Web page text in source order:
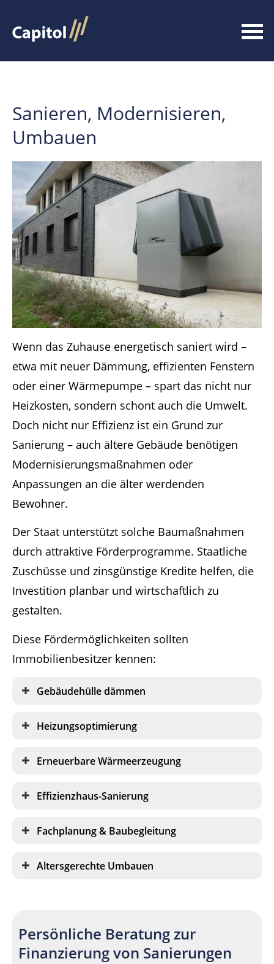
Sanieren, Modernisieren,
Umbauen
Wenn das Zuhause energetisch saniert wird –
etwa mit neuer Dämmung, effizienten Fenstern
oder einer Wärmepumpe – spart das nicht nur
Heizkosten, sondern schont auch die Umwelt.
Doch nicht nur Effizienz ist ein Grund zur
Sanierung – auch ältere Gebäude benötigen
Modernisierungsmaßnahmen oder
Anpassungen an die älter werdenden
Bewohner.
Der Staat unterstützt solche Baumaßnahmen
durch attraktive Förderprogramme. Staatliche
Zuschüsse und zinsgünstige Kredite helfen, die
Investition planbar und wirtschaftlich zu
gestalten.
Diese Fördermöglichkeiten sollten
Immobilienbesitzer kennen:
Gebäudehülle dämmen
Heizungsoptimierung
Erneuerbare Wärmeerzeugung
Effizienzhaus-Sanierung
Fachplanung & Baubegleitung
Altersgerechte Umbauen
Persönliche Beratung zur
Finanzierung von Sanierungen